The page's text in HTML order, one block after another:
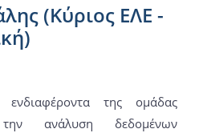
(Κύριος ΕΛΕ -
της ομάδας
ανάλυση δεδομένων